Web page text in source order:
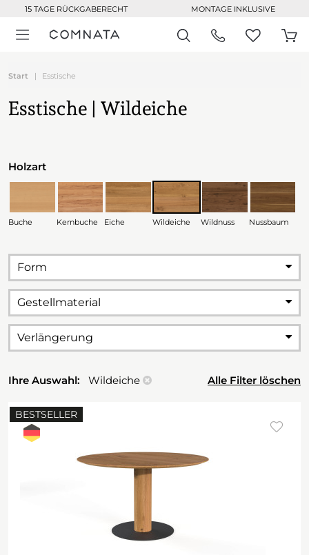
15 TAGE RÜCKGABERECHT MONTAGE INKLUSIVE
Start Esstische
Esstische | Wildeiche
Holzart
Buche Kernbuche Eiche Wildeiche Wildnuss Nussbaum
Form
Gestellmaterial
Verlängerung
Ihre Auswahl: Wildeiche Alle Filter löschen
BESTSELLER